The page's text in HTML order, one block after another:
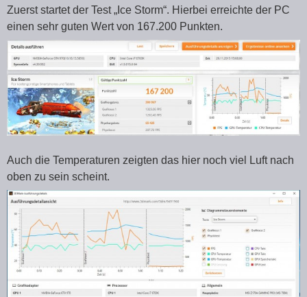
Zuerst startet der Test „Ice Storm“. Hierbei erreichte der PC
einen sehr guten Wert von 167.200 Punkten.
Auch die Temperaturen zeigten das hier noch viel Luft nach
oben zu sein scheint.